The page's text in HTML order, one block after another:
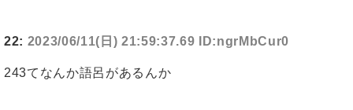
22: 2023/06/11(日) 21:59:37.69 ID:ngrMbCur0
243てなんか語呂があるんか